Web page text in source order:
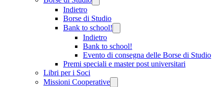
Indietro
Borse di Studio
Bank to school!
Indietro
Bank to school!
Evento di consegna delle Borse di Studio
Premi speciali e master post universitari
Libri per i Soci
Missioni Cooperative